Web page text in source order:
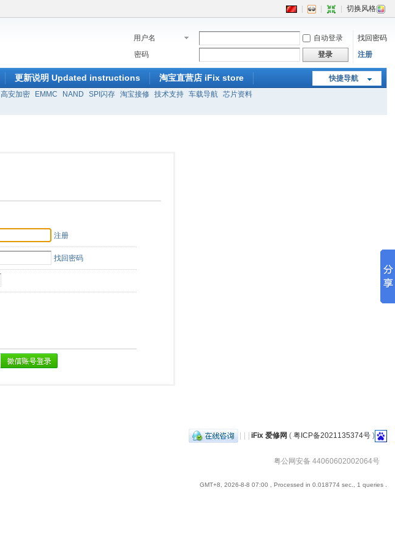
切换风格
用户名 自动登录
找回密码
密码
登录 注册
快捷导航
更新说明 Updated instructions 淘宝直营店 iFix store
高安加密 EMMC NAND SPI闪存 淘宝接修 技术支持 车载导航 芯片资料
注册
找回密码
| | | iFix 爱修网 ( 粤ICP备2021135374号)
粤公网安备 44060602002064号
GMT+8, 2026-8-8 07:00 , Processed in 0.018774 sec., 1 queries .